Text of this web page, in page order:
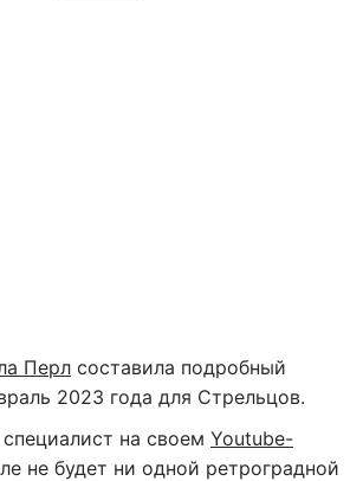
Перл составила подробный
2023 года для Стрельцов.
на своем Youtube-
не будет ни одной ретроградной